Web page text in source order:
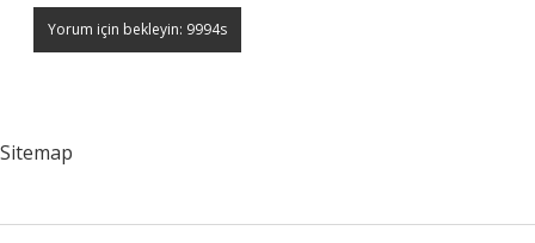
Sitemap